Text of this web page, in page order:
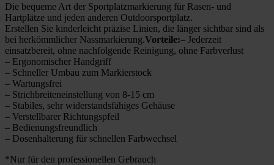
Die bequeme Art der Sportplatzmarkierung für Rasen- und
Hartplätze und jeden anderen Outdoorsportplatz.
Erstellen Sie kinderleicht präzise Linien, die länger sichtbar sind als
bei herkömmlicher Nassmarkierung.Vorteile:– Jederzeit
einsatzbereit, ohne nachfolgende Reinigung, ohne Farbverlust
– Ergonomischer Handgriff
– Schneller Umbau zum Markierstock
– Wartungsfrei
– Strichbreiteneinstellung von 8-15 cm
– Stabiles, sehr widerstandsfähiges Gehäuse
– Verstellbarer Richtungspfeil
– Bedienungsfreundlich
– Dosenhalterung für schnellen Farbwechsel
*Nur für den professionellen Gebrauch